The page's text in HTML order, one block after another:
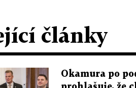
články
Okamura po